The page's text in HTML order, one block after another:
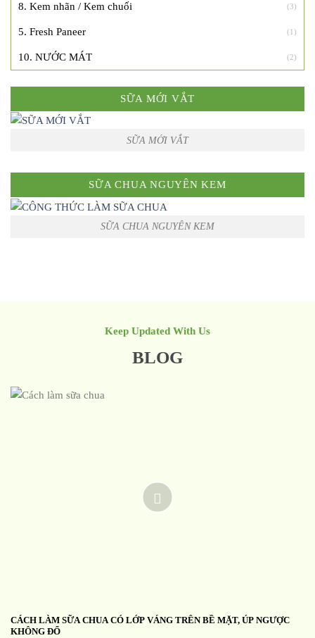
8. Kem nhãn / Kem chuối (3)
5. Fresh Paneer (1)
10. NƯỚC MÁT (2)
SỮA MỚI VẮT
SỮA MỚI VẮT
SỮA CHUA NGUYÊN KEM
SỮA CHUA NGUYÊN KEM
Keep Updated With Us
BLOG
CÁCH LÀM SỮA CHUA CÓ LỚP VÁNG TRÊN BỀ MẶT, ÚP NGƯỢC
KHÔNG ĐỔ